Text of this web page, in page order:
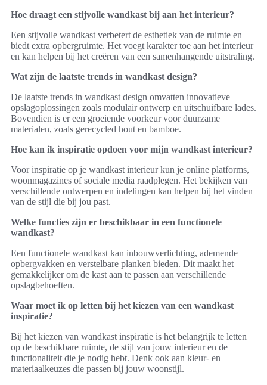
Hoe draagt een stijvolle wandkast bij aan het interieur?
Een stijvolle wandkast verbetert de esthetiek van de ruimte en
biedt extra opbergruimte. Het voegt karakter toe aan het interieur
en kan helpen bij het creëren van een samenhangende uitstraling.
Wat zijn de laatste trends in wandkast design?
De laatste trends in wandkast design omvatten innovatieve
opslagoplossingen zoals modulair ontwerp en uitschuifbare lades.
Bovendien is er een groeiende voorkeur voor duurzame
materialen, zoals gerecycled hout en bamboe.
Hoe kan ik inspiratie opdoen voor mijn wandkast interieur?
Voor inspiratie op je wandkast interieur kun je online platforms,
woonmagazines of sociale media raadplegen. Het bekijken van
verschillende ontwerpen en indelingen kan helpen bij het vinden
van de stijl die bij jou past.
Welke functies zijn er beschikbaar in een functionele
wandkast?
Een functionele wandkast kan inbouwverlichting, ademende
opbergvakken en verstelbare planken bieden. Dit maakt het
gemakkelijker om de kast aan te passen aan verschillende
opslagbehoeften.
Waar moet ik op letten bij het kiezen van een wandkast
inspiratie?
Bij het kiezen van wandkast inspiratie is het belangrijk te letten
op de beschikbare ruimte, de stijl van jouw interieur en de
functionaliteit die je nodig hebt. Denk ook aan kleur- en
materiaalkeuzes die passen bij jouw woonstijl.